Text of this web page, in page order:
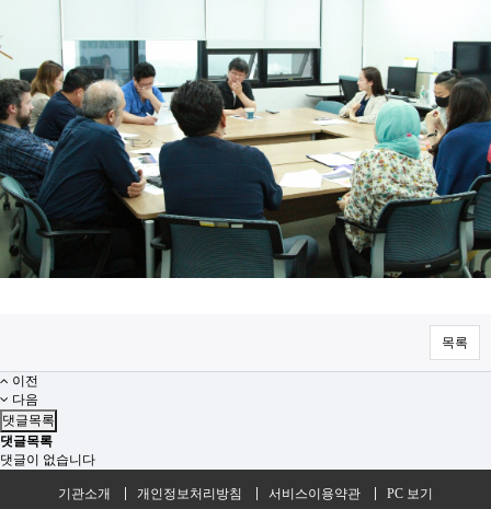
목록
이전
다음
댓글목록
댓글목록
댓글이 없습니다
기관소개 개인정보처리방침 서비스이용약관 PC 보기